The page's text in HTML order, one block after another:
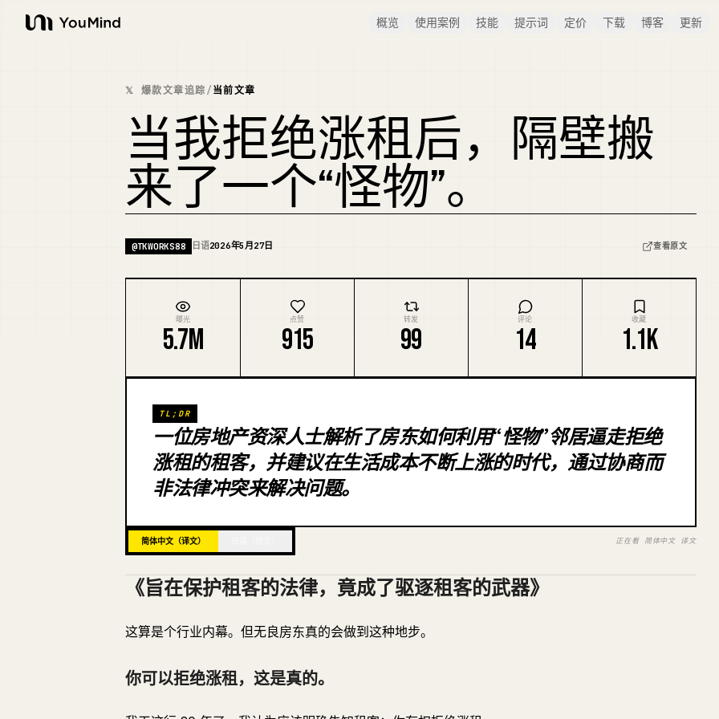
YouMind
概览 使用案例 技能 提示词 定价 下载 博客 更新
𝕏 爆款文章追踪/当前文章
当我拒绝涨租后，隔壁搬
来了一个“怪物”。
@TKWORKS88 日语2026年5月27日 查看原文
曝光
5.7M
点赞
915
转发
99
评论
14
收藏
1.1K
TL;DR
一位房地产资深人士解析了房东如何利用“怪物”邻居逼走拒绝
涨租的租客，并建议在生活成本不断上涨的时代，通过协商而
非法律冲突来解决问题。
简体中文（译文） 正在看 简体中文 译文
《旨在保护租客的法律，竟成了驱逐租客的武器》
这算是个行业内幕。但无良房东真的会做到这种地步。
你可以拒绝涨租，这是真的。